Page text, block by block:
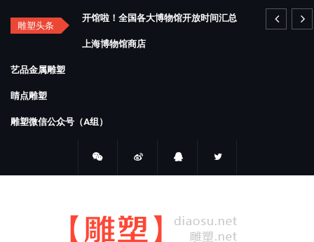
雕塑头条
开馆啦！全国各大博物馆开放时间汇总
上海博物馆商店
艺品金属雕塑
睛点雕塑
雕塑微信公众号（A组）